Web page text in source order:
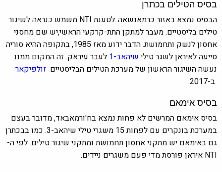
בסיס הטילים בכתרן
הבסיס נמצא באזור כרמאנשאה..לטענת NTI משמש כנראה לשיגור
טילים בליסטיים. מעבר למתקן התת-קרקעי הראשי,יש שם מחסני
אחסון לנשק ותחמושת. הדבר ידוע מאז 1985, בתקופה ההיא סוריה
סייעה לאיראן לשגר טילישיהאב-1 לעבר עיראק. זה המקום ממנו
נעשה השיגור הראשון של מערכת הטילים הבליסטייםזולפיקאר
ב-2017.
בסיס אימאם
בסיס אימאם המרשים לא פחות נמצא ב ח'ורמאבאד, מדוברבעצם
במערכת בונקרים עם לפחות 15 משגרי טילי
שיהאב-3.
כמו בבכתרן
גם ב אימאםיש מתקני אחסון תחמושת ומתקני שיגור טילים. לפי ה-
NTI איראן פורסת מדי פעם משגרים ניידים.